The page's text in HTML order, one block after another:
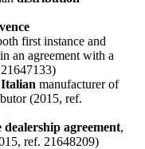
first instance and
an agreement with a
Italian manufacturer of
(2015, ref.
agreement,
ref. 21648209)